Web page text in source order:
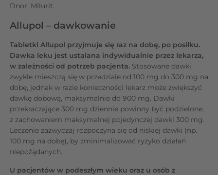
Dnor, Milurit.
Allupol – dawkowanie
Tabletki Allupol przyjmuje się raz na dobę, po posiłku.
Dawka leku jest ustalana indywidualnie przez lekarza,
w zależności od potrzeb pacjenta. Stosowane dawki
zwykle mieszczą się w przedziale od 100 mg do 300 mg na
dobę, jednak w razie konieczności lekarz może zwiększyć
dawkę dobową, maksymalnie do 900 mg. Dawki
przekraczające 300 mg dziennie powinny być podzielone,
z zachowaniem maksymalnej pojedynczej dawki 300 mg.
Leczenie zazwyczaj rozpoczyna się od niskiej dawki (np.
100 mg na dobę), by zminimalizować ryzyko działań
niepożądanych.
U pacjentów w podeszłym wieku oraz u osób z